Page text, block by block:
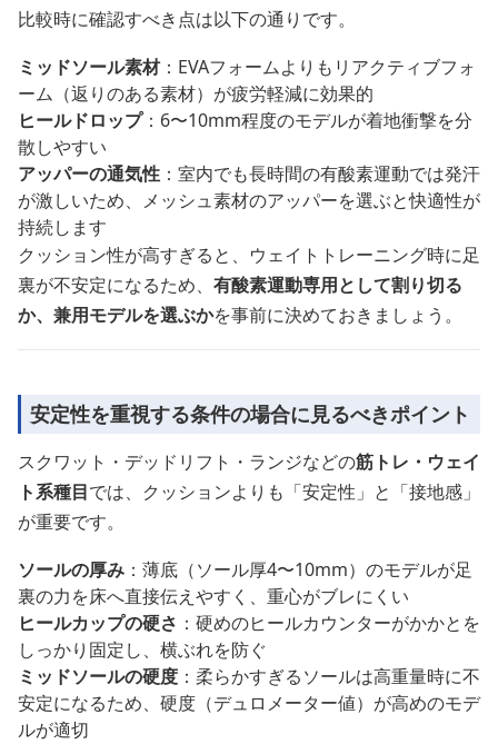
比較時に確認すべき点は以下の通りです。
ミッドソール素材：EVAフォームよりもリアクティブフォ
ーム（返りのある素材）が疲労軽減に効果的
ヒールドロップ：6〜10mm程度のモデルが着地衝撃を分
散しやすい
アッパーの通気性 ：室内でも長時間の有酸素運動では発汗
が激しいため、メッシュ素材のアッパーを選ぶと快適性が
持続します
クッション性が高すぎると、ウェイトトレーニング時に足
裏が不安定になるため、 有酸素運動専用として割り切る
か、兼用モデルを選ぶかを事前に決めておきましょう。
安定性を重視する条件の場合に見るべきポイント
スクワット・デッドリフト・ランジなどの筋トレ・ウェイ
ト系種目では、クッションよりも「安定性」と「接地感」
が重要です。
ソールの厚み ：薄底（ソール厚4〜10mm）のモデルが足
裏の力を床へ直接伝えやすく、重心がブレにくい
ヒールカップの硬さ ：硬めのヒールカウンターがかかとを
しっかり固定し、横ぶれを防ぐ
ミッドソールの硬度 ：柔らかすぎるソールは高重量時に不
安定になるため、硬度（デュロメーター値）が高めのモデ
ルが適切